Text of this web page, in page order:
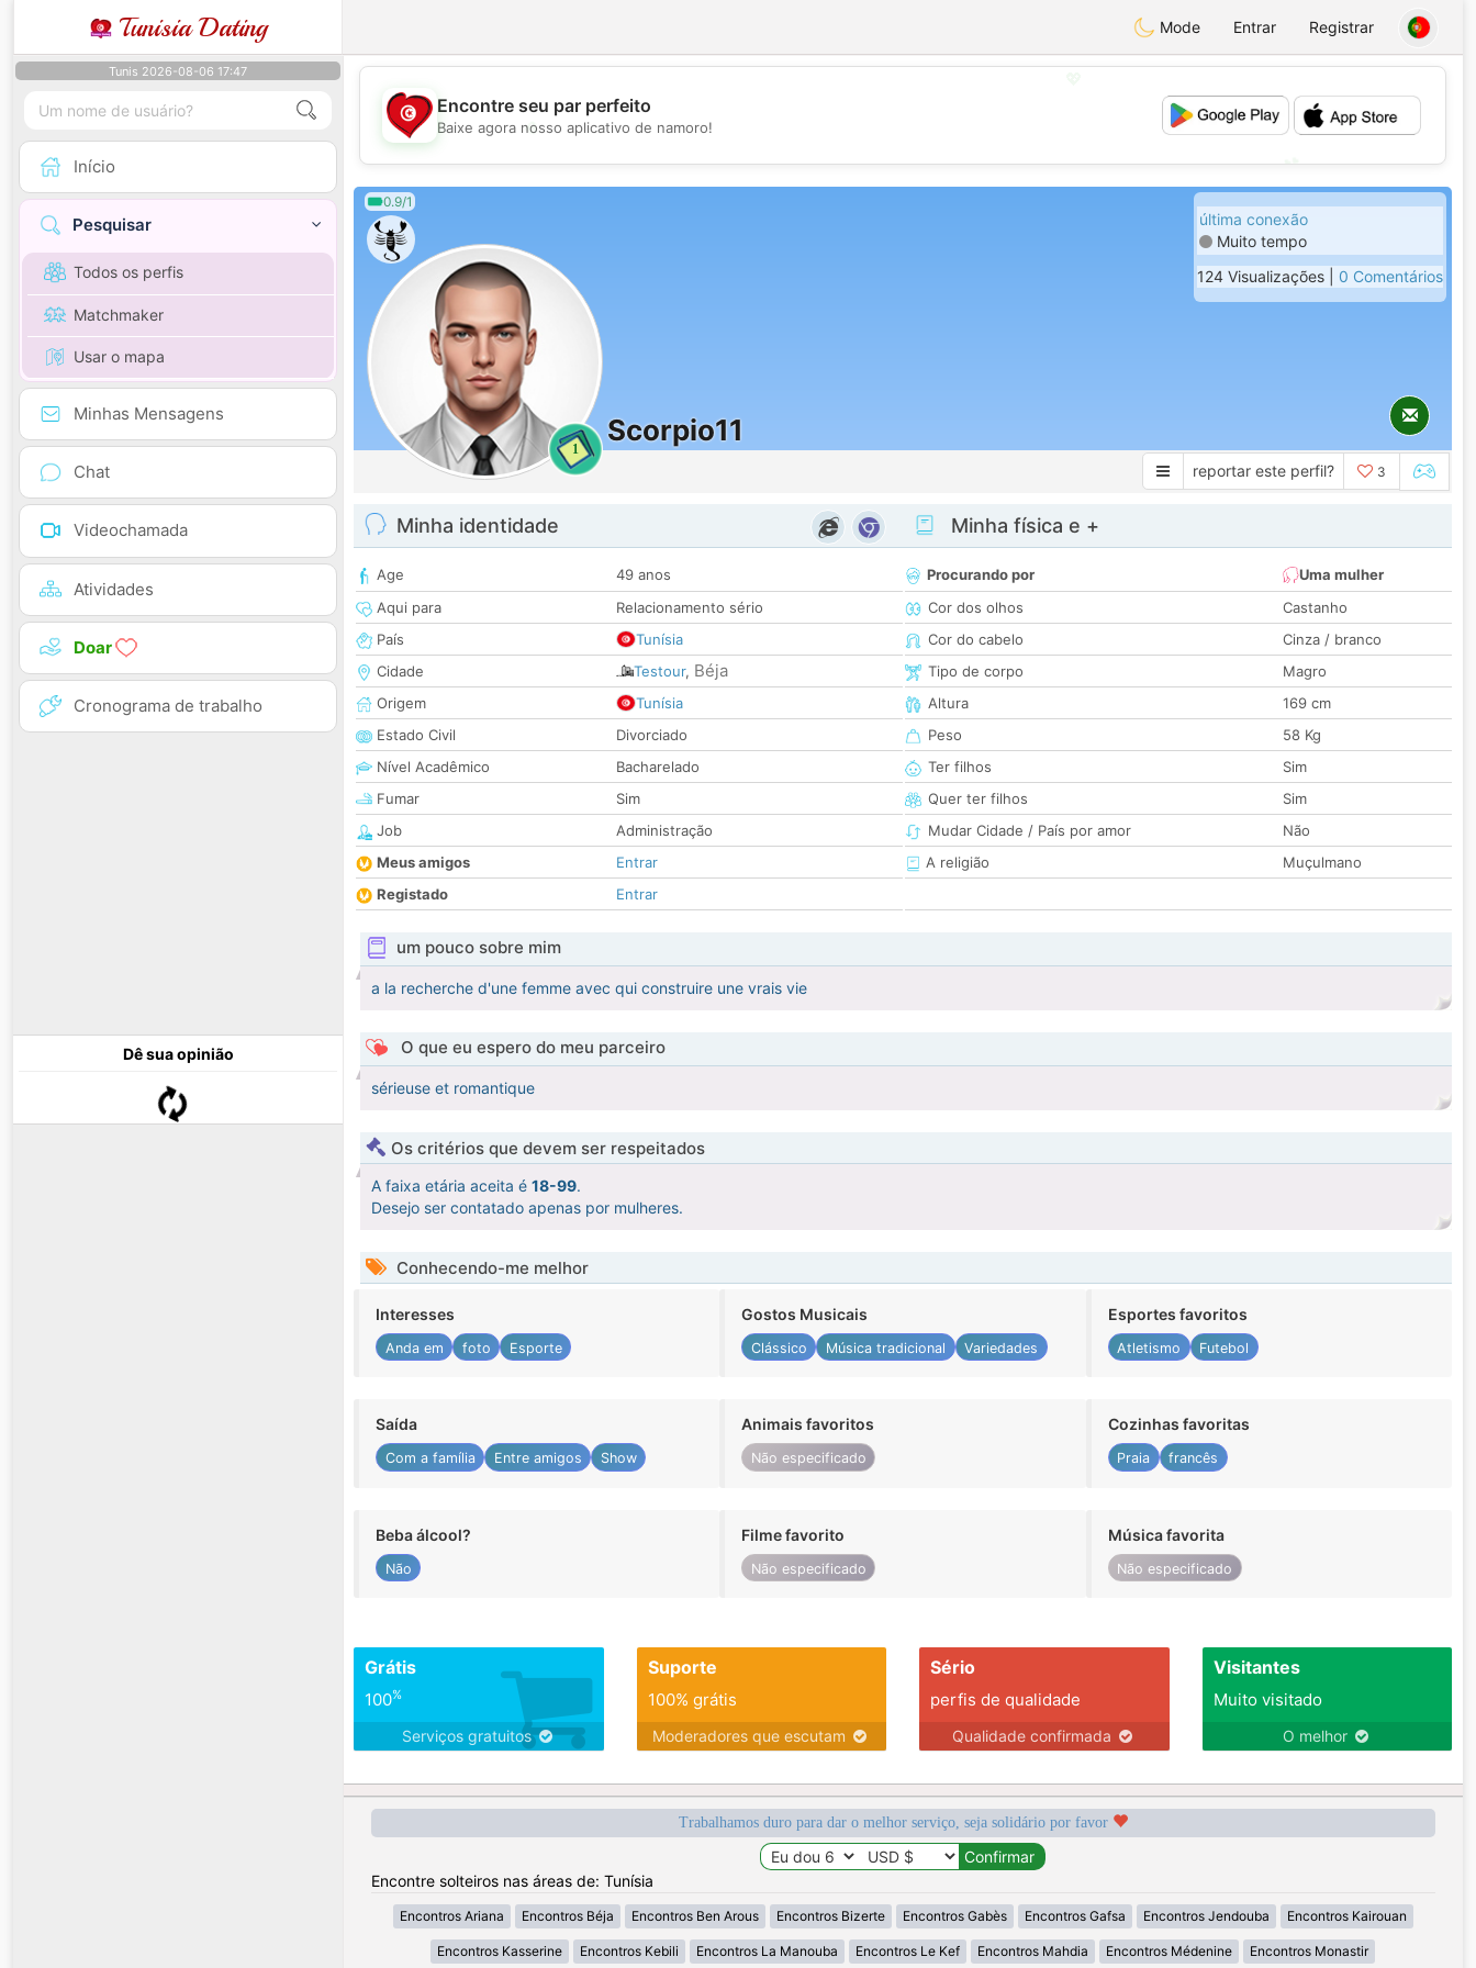
Tunisia Dating Mode Entrar Registrar
Tunis 2026-08-06 17:47
Início
Pesquisar
Todos os perfis
Matchmaker
Usar o mapa
Minhas Mensagens
Chat
Videochamada
Atividades
Doar
Cronograma de trabalho
Dê sua opinião
💖
💕
Encontre seu par perfeito
Baixe agora nosso aplicativo de namoro!
0.9/1
1
Scorpio11
última conexão
Muito tempo
124 Visualizações | 0 Comentários
reportar este perfil? 3
Minha identidade
Age
49 anos
Aqui para
Relacionamento sério
País
Tunísia
Cidade
Testour, Béja
Origem
Tunísia
Estado Civil
Divorciado
Nível Acadêmico
Bacharelado
Fumar
Sim
Job
Administração
Meus amigos
Entrar
Registado
Entrar
Minha física e +
Procurando por
Uma mulher
Cor dos olhos
Castanho
Cor do cabelo
Cinza / branco
Tipo de corpo
Magro
Altura
169 cm
Peso
58 Kg
Ter filhos
Sim
Quer ter filhos
Sim
Mudar Cidade / País por amor
Não
A religião
Muçulmano
um pouco sobre mim
a la recherche d'une femme avec qui construire une vrais vie
O que eu espero do meu parceiro
sérieuse et romantique
Os critérios que devem ser respeitados
A faixa etária aceita é 18-99.
Desejo ser contatado apenas por mulheres.
Conhecendo-me melhor
Interesses
Anda em foto Esporte
Gostos Musicais
Clássico Música tradicional Variedades
Esportes favoritos
Atletismo Futebol
Saída
Com a família Entre amigos Show
Animais favoritos
Não especificado
Cozinhas favoritas
Praia francês
Beba álcool?
Não
Filme favorito
Não especificado
Música favorita
Não especificado
Grátis
100%
Serviços gratuitos
Suporte
100% grátis
Moderadores que escutam
Sério
perfis de qualidade
Qualidade confirmada
Visitantes
Muito visitado
O melhor
Trabalhamos duro para dar o melhor serviço, seja solidário por favor
Encontre solteiros nas áreas de: Tunísia
Encontros Ariana Encontros Béja Encontros Ben Arous Encontros Bizerte Encontros Gabès Encontros Gafsa Encontros Jendouba Encontros Kairouan
Encontros Kasserine Encontros Kebili Encontros La Manouba Encontros Le Kef Encontros Mahdia Encontros Médenine Encontros Monastir